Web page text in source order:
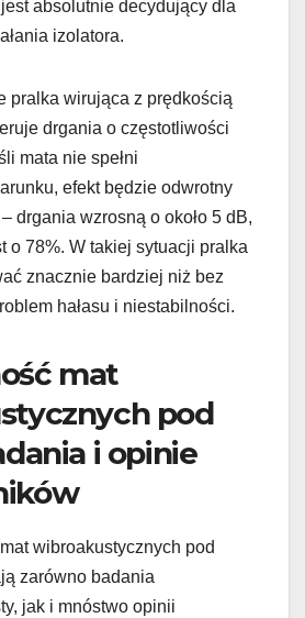
absolutnie decydujący dla
izolatora.
pralka wirująca z prędkością
drgania o częstotliwości
mata nie spełni
efekt będzie odwrotny
drgania wzrosną o około 5 dB,
o 78%. W takiej sytuacji pralka
znacznie bardziej niż bez
hałasu i niestabilności.
mat
pod
i opinie
wibroakustycznych pod
zarówno badania
jak i mnóstwo opinii